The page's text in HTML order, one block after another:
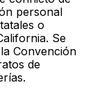
personal
o
Se
Convención
de